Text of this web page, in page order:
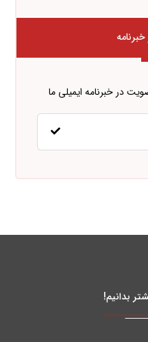
در خبرنامه ایمیلی ما
بدانیم!